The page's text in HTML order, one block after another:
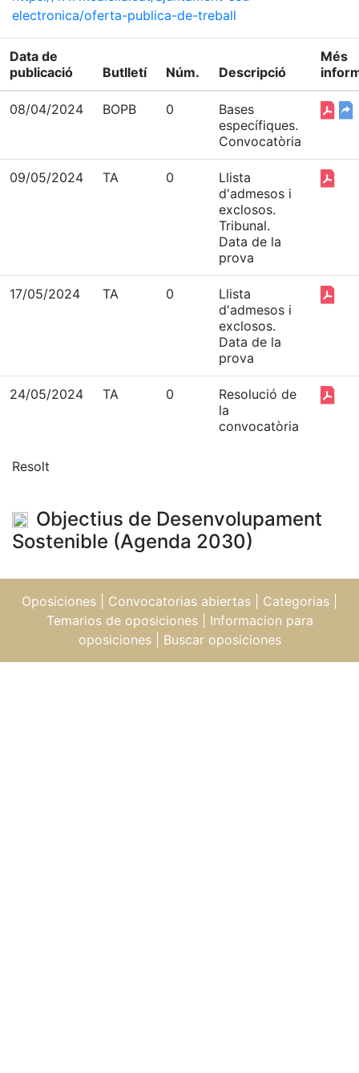
electronica/oferta-publica-de-treball
Data de
publicació
Butlletí Núm. Descripció
Més
08/04/2024 BOPB 0
Bases
específiques.
Convocatòria
09/05/2024 TA 0
Llista
d'admesos i
exclosos.
Tribunal.
Data de la
prova
17/05/2024 TA 0
Llista
d'admesos i
exclosos.
Data de la
prova
24/05/2024 TA 0
Resolució de
la
convocatòria
Resolt
Objectius de Desenvolupament
Sostenible (Agenda 2030)
Oposiciones Convocatorias abiertas Categorias
Temarios de oposiciones| Informacion para
oposiciones| Buscar oposiciones